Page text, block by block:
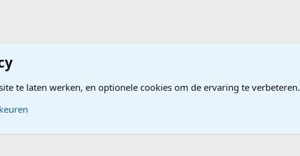
te laten werken, en optionele cookies om de ervaring te verbeteren.